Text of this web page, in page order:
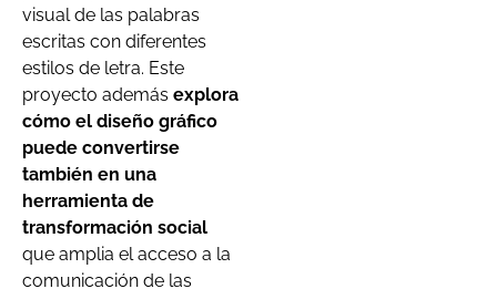
visual de las palabras
escritas con diferentes
estilos de letra. Este
proyecto además explora
cómo el diseño gráfico
puede convertirse
también en una
herramienta de
transformación social
que amplia el acceso a la
comunicación de las